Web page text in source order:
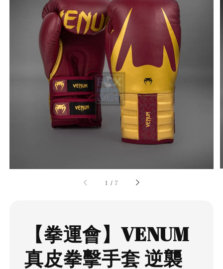
1 / 7
【拳運會】VENUM
真皮拳擊手套 逆襲